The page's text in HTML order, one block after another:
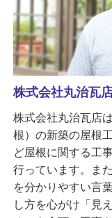
株式会社丸治瓦
株式会社丸治瓦店
根）の新築の屋根
ど屋根に関する工
行っています。ま
を分かりやすい言
し方を心がけ「見